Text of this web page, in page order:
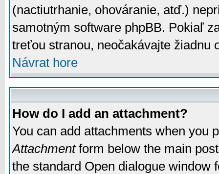
(nactiutrhanie, ohováranie, atď.)
samotným software phpBB. Pokiaľ
treťou stranou, neočakávajte žiadnu
Návrat hore
How do I add an attachment?
You can add attachments when you
Attachmentform below the main
the standard Open dialogue window